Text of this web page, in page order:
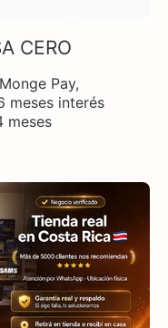
CERO
Pay,
meses interés
meses